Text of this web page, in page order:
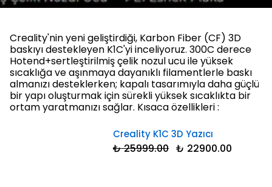
Creality'nin yeni geliştirdiği, Karbon Fiber (CF) 3D
baskıyı destekleyen K1C'yi inceliyoruz. 300C derece
Hotend+sertleştirilmiş çelik nozul ucu ile yüksek
sıcaklığa ve aşınmaya dayanıklı filamentlerle baskı
almanızı desteklerken; kapalı tasarımıyla daha güçlü
bir yapı oluşturmak için sürekli yüksek sıcaklıkta bir
ortam yaratmanızı sağlar. Kısaca özellikleri :
Creality K1C 3D Yazıcı
₺ 25999.00 ₺ 22900.00